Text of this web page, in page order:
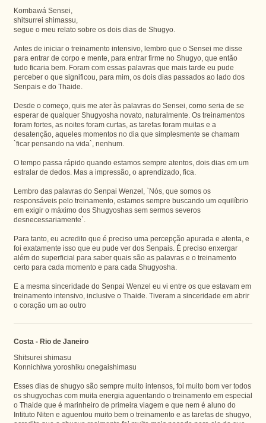
Kombawá Sensei,
shitsurrei shimassu,
segue o meu relato sobre os dois dias de Shugyo.
Antes de iniciar o treinamento intensivo, lembro que o Sensei me disse
para entrar de corpo e mente, para entrar firme no Shugyo, que então
tudo ficaria bem. Foram com essas palavras que mais tarde eu pude
perceber o que significou, para mim, os dois dias passados ao lado dos
Senpais e do Thaide.
Desde o começo, quis me ater às palavras do Sensei, como seria de se
esperar de qualquer Shugyosha novato, naturalmente. Os treinamentos
foram fortes, as noites foram curtas, as tarefas foram muitas e a
desatenção, aqueles momentos no dia que simplesmente se chamam
`ficar pensando na vida`, nenhum.
O tempo passa rápido quando estamos sempre atentos, dois dias em um
estralar de dedos. Mas a impressão, o aprendizado, fica.
Lembro das palavras do Senpai Wenzel, `Nós, que somos os
responsáveis pelo treinamento, estamos sempre buscando um equilíbrio
em exigir o máximo dos Shugyoshas sem sermos severos
desnecessariamente`.
Para tanto, eu acredito que é preciso uma percepção apurada e atenta, e
foi exatamente isso que eu pude ver dos Senpais. É preciso enxergar
além do superficial para saber quais são as palavras e o treinamento
certo para cada momento e para cada Shugyosha.
E a mesma sinceridade do Senpai Wenzel eu vi entre os que estavam em
treinamento intensivo, inclusive o Thaide. Tiveram a sinceridade em abrir
o coração um ao outro
Costa - Rio de Janeiro
Shitsurei shimasu
Konnichiwa yoroshiku onegaishimasu
Esses dias de shugyo são sempre muito intensos, foi muito bom ver todos
os shugyochas com muita energia aguentando o treinamento em especial
o Thaide que é marinheiro de primeira viagem e que nem é aluno do
Intituto Niten e aguentou muito bem o treinamento e as tarefas de shugyo,